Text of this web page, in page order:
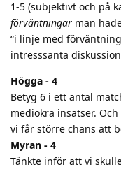
1-5 (subjektivt och på
förväntningar man
“i linje med
intresssanta
Högga - 4
Betyg 6 i ett antal
mediokra insatser.
vi får större chans att
Myran - 4
Tänkte inför att vi